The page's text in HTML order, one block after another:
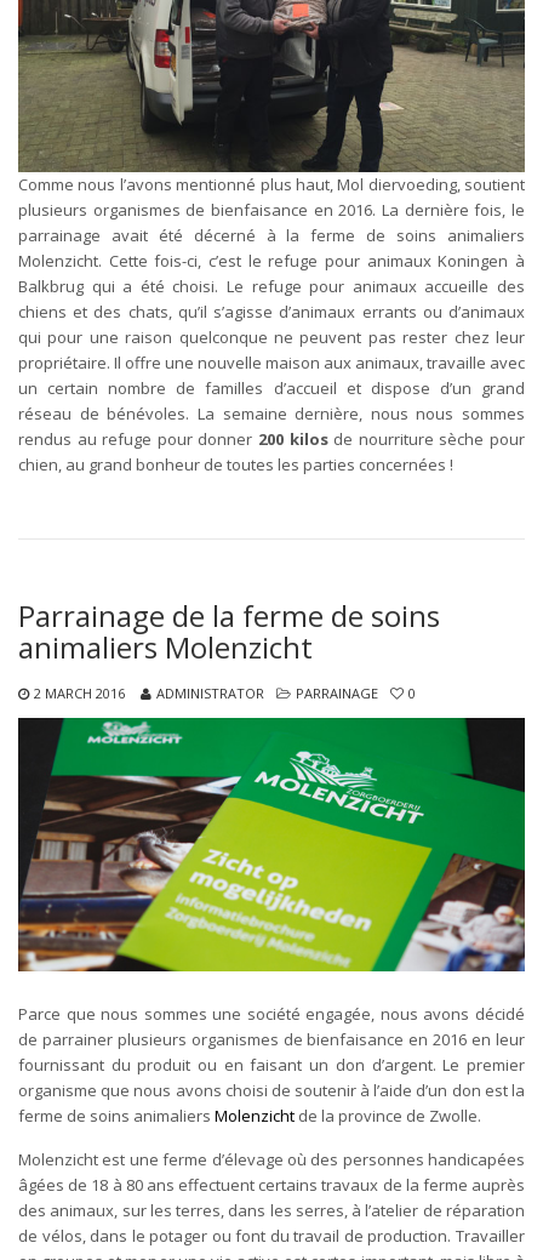
Comme nous l’avons mentionné plus haut, Mol diervoeding, soutient
plusieurs organismes de bienfaisance en 2016. La dernière fois, le
parrainage avait été décerné à la ferme de soins animaliers
Molenzicht. Cette fois-ci, c’est le refuge pour animaux Koningen à
Balkbrug qui a été choisi. Le refuge pour animaux accueille des
chiens et des chats, qu’il s’agisse d’animaux errants ou d’animaux
qui pour une raison quelconque ne peuvent pas rester chez leur
propriétaire. Il offre une nouvelle maison aux animaux, travaille avec
un certain nombre de familles d’accueil et dispose d’un grand
réseau de bénévoles. La semaine dernière, nous nous sommes
rendus au refuge pour donner 200 kilosde nourriture sèche pour
chien, au grand bonheur de toutes les parties concernées !
Parrainage de la ferme de soins
animaliers Molenzicht
2 MARCH 2016 ADMINISTRATOR PARRAINAGE 0
Parce que nous sommes une société engagée, nous avons décidé
de parrainer plusieurs organismes de bienfaisance en 2016 en leur
fournissant du produit ou en faisant un don d’argent. Le premier
organisme que nous avons choisi de soutenir à l’aide d’un don est la
ferme de soins animaliers Molenzicht de la province de Zwolle.
Molenzicht est une ferme d’élevage où des personnes handicapées
âgées de 18 à 80 ans effectuent certains travaux de la ferme auprès
des animaux, sur les terres, dans les serres, à l’atelier de réparation
de vélos, dans le potager ou font du travail de production. Travailler